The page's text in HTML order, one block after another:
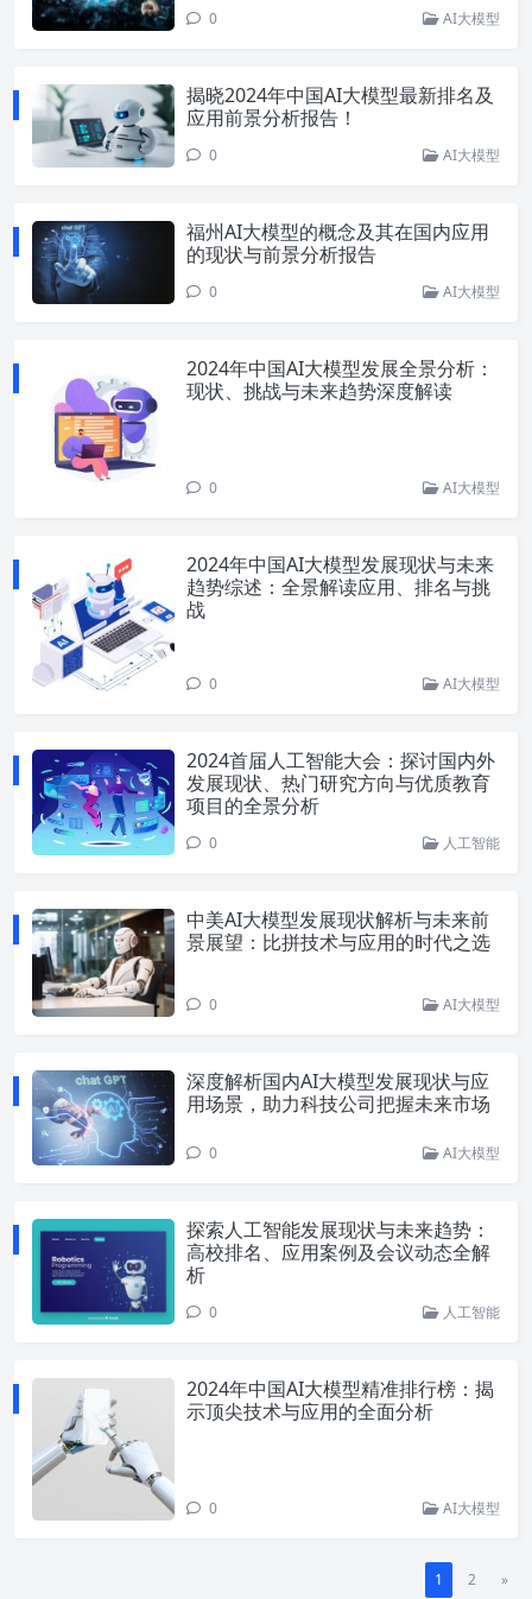
0 AI大模型
揭晓2024年中国AI大模型最新排名及
应用前景分析报告！
0 AI大模型
福州AI大模型的概念及其在国内应用
的现状与前景分析报告
0 AI大模型
2024年中国AI大模型发展全景分析：
现状、挑战与未来趋势深度解读
0 AI大模型
2024年中国AI大模型发展现状与未来
趋势综述：全景解读应用、排名与挑
战
0 AI大模型
2024首届人工智能大会：探讨国内外
发展现状、热门研究方向与优质教育
项目的全景分析
0 人工智能
中美AI大模型发展现状解析与未来前
景展望：比拼技术与应用的时代之选
0 AI大模型
深度解析国内AI大模型发展现状与应
用场景，助力科技公司把握未来市场
0 AI大模型
探索人工智能发展现状与未来趋势：
高校排名、应用案例及会议动态全解
析
0 人工智能
2024年中国AI大模型精准排行榜：揭
示顶尖技术与应用的全面分析
0 AI大模型
1 2 »